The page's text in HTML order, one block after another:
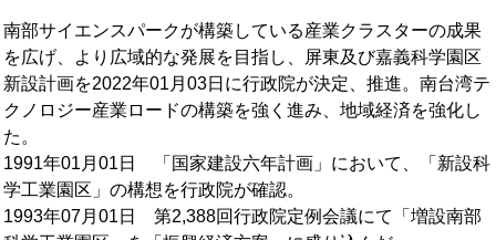
南部サイエンスパークが構築している産業クラスターの成果
を広げ、より広域的な発展を目指し、屏東及び嘉義科学園区
新設計画を2022年01月03日に行政院が決定、推進。南台湾テ
クノロジー産業ロードの構築を強く進み、地域経済を強化し
た。
1991年01月01日 「国家建設六年計画」において、「新設科
学工業園区」の構想を行政院が確認。
1993年07月01日 第2,388回行政院定例会議にて「増設南部